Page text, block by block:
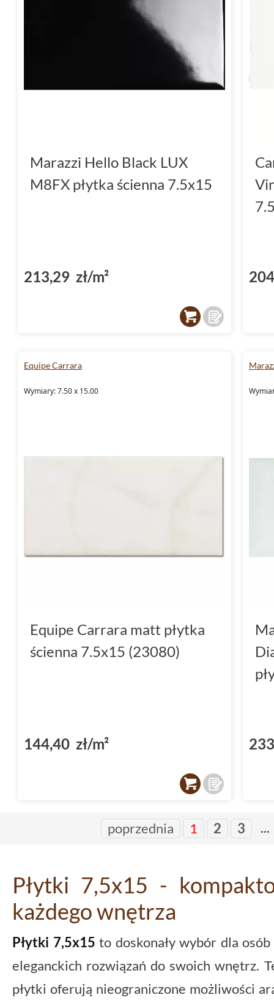
Marazzi Hello Black LUX
M8FX płytka ścienna 7.5x15
213,29 zł/m²
Equipe Carrara
Wymiary: 7.50 x 15.00
Equipe Carrara matt płytka
ścienna 7.5x15 (23080)
144,40 zł/m²
poprzednia 1 2 3 ...
Płytki 7,5x15 -
każdego wnętrza
Płytki 7,5x15 to doskonały wybór dla
eleganckich rozwiązań do swoich wnętrz.
płytki oferują nieograniczone możliwości